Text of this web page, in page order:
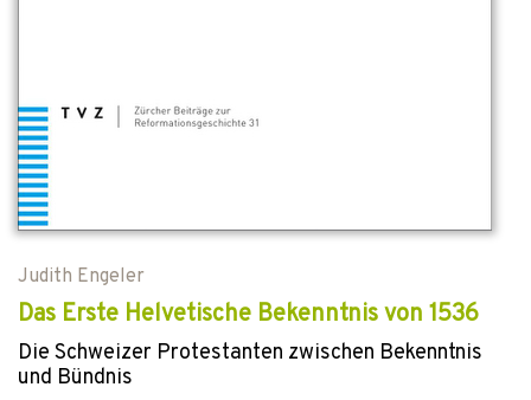
Judith Engeler
Das Erste Helvetische Bekenntnis von 1536
Die Schweizer Protestanten zwischen Bekenntnis
und Bündnis